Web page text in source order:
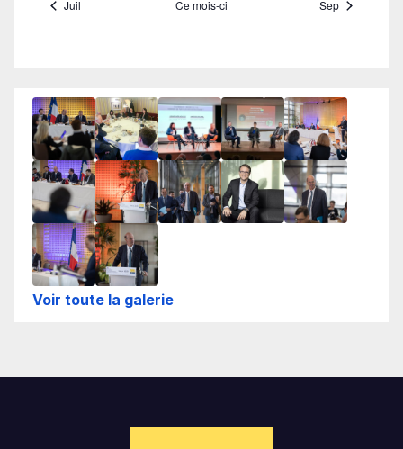
Voir toute la galerie